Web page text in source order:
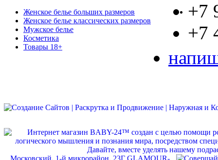
Женское белье больших размеров
Женское белье классических размеров
Мужское белье
Косметика
Товары 18+
+7
+7
Московский, 1-й микрорайон, 23Г GLAMOUR-